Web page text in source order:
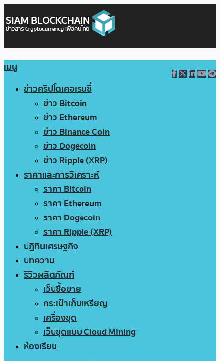
เมนู
ข่าวคริปโตเคอเรนซี่
ข่าว Bitcoin
ข่าว Ethereum
ข่าว Binance Coin
ข่าว Dogecoin
ข่าว Ripple (XRP)
ราคาและการวิเคราะห์
ราคา Bitcoin
ราคา Ethereum
ราคา Dogecoin
ราคา Ripple (XRP)
ปฏิทินเศรษฐกิจ
บทความ
รีวิวผลิตภัณฑ์
เว็บซื้อขาย
กระเป๋าเก็บเหรียญ
เครื่องขุด
เว็บขุดแบบ Cloud Mining
ห้องเรียน